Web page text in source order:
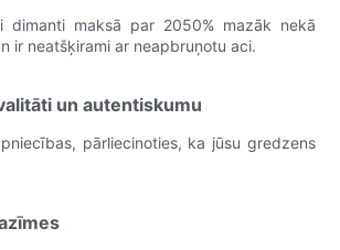
dimanti maksā par 2050% mazāk nekā
ir neatšķirami ar neapbruņotu aci.
un autentiskumu
pārliecinoties, ka jūsu gredzens